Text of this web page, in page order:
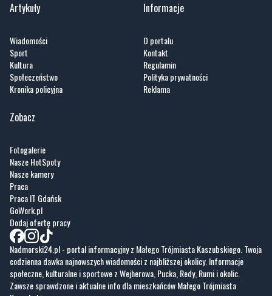
Artykuły
Wiadomości
Sport
Kultura
Społeczeństwo
Kronika policyjna
Informacje
O portalu
Kontakt
Regulamin
Polityka prywatności
Reklama
Zobacz
Fotogalerie
Nasze HotSpoty
Nasze kamery
Praca
Praca IT Gdańsk
GoWork.pl
Dodaj ofertę pracy
Nadmorski24.pl - portal informacyjny z Małego Trójmiasta Kaszubskiego. Twoja
codzienna dawka najnowszych wiadomości z najbliższej okolicy. Informacje
społeczne, kulturalne i sportowe z Wejherowa, Pucka, Redy, Rumi i okolic.
Zawsze sprawdzone i aktualne info dla mieszkańców Małego Trójmiasta